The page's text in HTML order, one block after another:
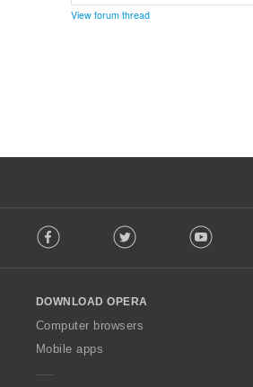
View forum thread
o
w
O
p
Facebook Twitter Youtube
DOWNLOAD OPERA
Computer browsers
Mobile apps